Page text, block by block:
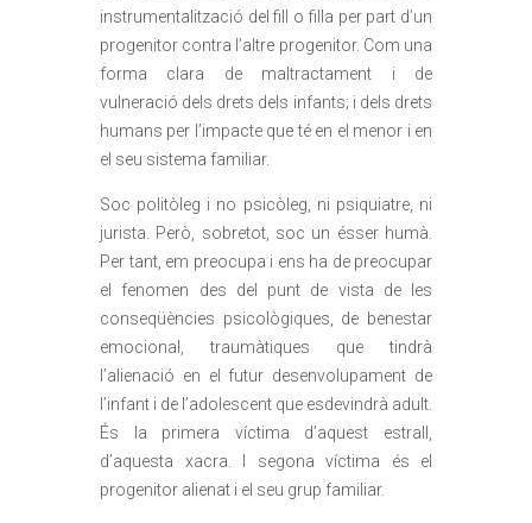
instrumentalització del fill o filla per part d’un
progenitor contra l’altre progenitor. Com una
forma clara de maltractament i de
vulneració dels drets dels infants; i dels drets
humans per l’impacte que té en el menor i en
el seu sistema familiar.
Soc politòleg i no psicòleg, ni psiquiatre, ni
jurista. Però, sobretot, soc un ésser humà.
Per tant, em preocupa i ens ha de preocupar
el fenomen des del punt de vista de les
conseqüències psicològiques, de benestar
emocional, traumàtiques que tindrà
l’alienació en el futur desenvolupament de
l’infant i de l’adolescent que esdevindrà adult.
És la primera víctima d’aquest estrall,
d’aquesta xacra. I segona víctima és el
progenitor alienat i el seu grup familiar.